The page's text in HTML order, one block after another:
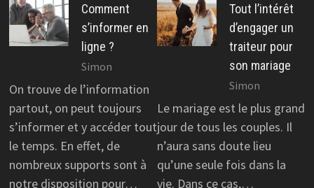
Comment
s’informer en
ligne ?
Simon
On trouve de l’information
partout, on peut toujours
s’informer et y accéder tout
le temps. En effet, de
nombreux supports sont à
notre disposition pour…
Tout l’intérêt
d’engager un
traiteur pour
son mariage
Simon
Le mariage est le plus grand
jour de tous les couples. Il
n’aura sans doute lieu
qu’une seule fois dans la
vie. Dans ce cas,…